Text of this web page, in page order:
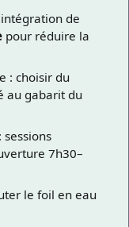
de
pour réduire la
: choisir du
au gabarit du
7h30–
le foil en eau